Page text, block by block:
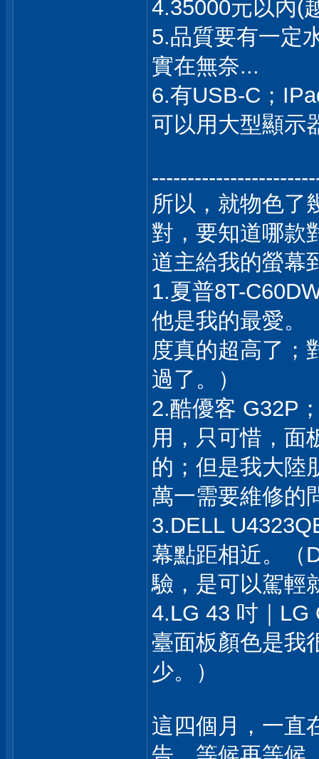
4.35000元以內(
5.品質要有一定
實在無奈...
6.有USB-C；
可以用大型顯示
所以，就物色了
對，要知道哪款
道主給我的螢幕
1.夏普8T-
他是我的最愛。
度真的超高了；
過了。）
2.酷優客 G32P
用，只可惜，面
的；但是我大陸
萬一需要維修的
3.DELL
幕點距相近。（
驗，是可以駕輕
4.LG 43 吋｜LG
臺面板顏色是我
少。）
這四個月，一直